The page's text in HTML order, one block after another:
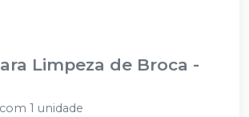
Limpeza de Broca -
1 unidade